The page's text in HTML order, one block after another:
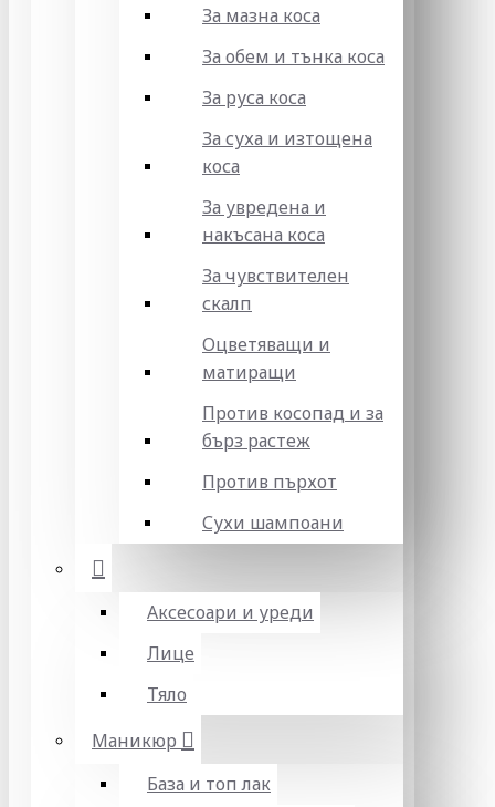
За мазна коса
За обем и тънка коса
За руса коса
За суха и изтощена
коса
За увредена и
накъсана коса
За чувствителен
скалп
Оцветяващи и
матиращи
Против косопад и за
бърз растеж
Против пърхот
Сухи шампоани
Аксесоари и уреди
Лице
Тяло
Маникюр
База и топ лак